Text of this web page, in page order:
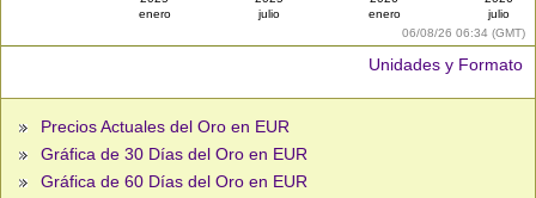
06/08/26 06:34 (GMT)
enero
julio
enero
julio
Unidades y Formato
Precios Actuales del Oro en EUR
Gráfica de 30 Días del Oro en EUR
Gráfica de 60 Días del Oro en EUR